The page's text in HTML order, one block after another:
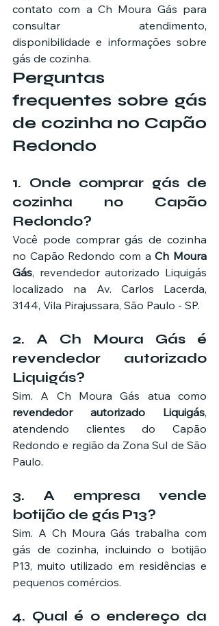
contato com a Ch Moura Gás para
consultar atendimento,
disponibilidade e informações sobre
gás de cozinha.
Perguntas
frequentes sobre gás
de cozinha no Capão
Redondo
1. Onde comprar gás de
cozinha no Capão
Redondo?
Você pode comprar gás de cozinha
no Capão Redondo com a Ch Moura
Gás, revendedor autorizado Liquigás
localizado na Av. Carlos Lacerda,
3144, Vila Pirajussara, São Paulo - SP.
2. A Ch Moura Gás é
revendedor autorizado
Liquigás?
revendedor autorizado Liquigás,
atendendo clientes do Capão
Redondo e região da Zona Sul de São
Paulo.
3. A empresa vende
botijão de gás P13?
Sim. A Ch Moura Gás trabalha com
gás de cozinha, incluindo o botijão
P13, muito utilizado em residências e
pequenos comércios.
4. Qual é o endereço da